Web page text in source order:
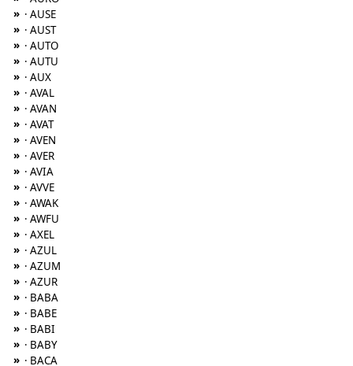
» · AUSE
» · AUST
» · AUTO
» · AUTU
» · AUX
» · AVAL
» · AVAN
» · AVAT
» · AVEN
» · AVER
» · AVIA
» · AVVE
» · AWAK
» · AWFU
» · AXEL
» · AZUL
» · AZUM
» · AZUR
» · BABA
» · BABE
» · BABI
» · BABY
» · BACA